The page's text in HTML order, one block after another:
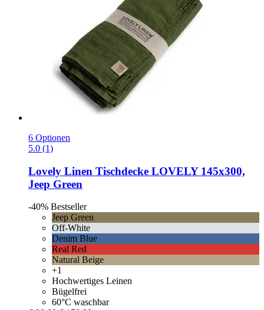
6 Optionen
5.0 (1)
Lovely Linen Tischdecke LOVELY 145x300,
Jeep Green
-40% Bestseller
Jeep Green
Off-White
Denim Blue
Real Red
Natural Beige
+1
Hochwertiges Leinen
Bügelfrei
60°C waschbar